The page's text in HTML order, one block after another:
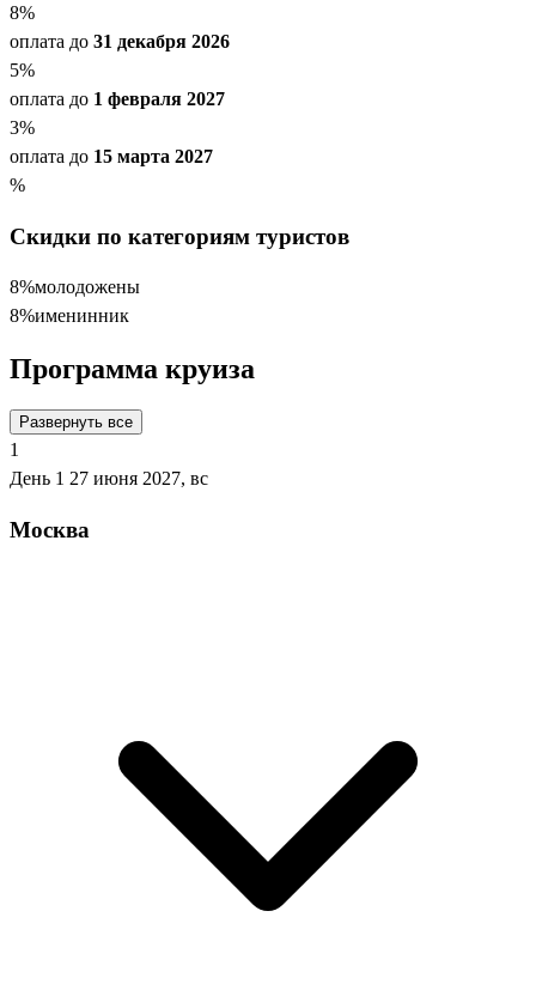
8%
оплата до 31 декабря 2026
5%
оплата до 1 февраля 2027
3%
оплата до 15 марта 2027
%
Скидки по категориям туристов
8%молодожены
8%именинник
Программа круиза
Развернуть все
1
День 1 27 июня 2027, вс
Москва